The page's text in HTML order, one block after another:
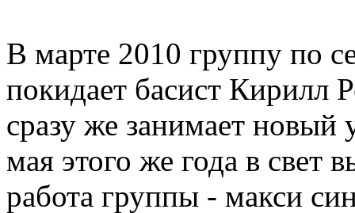
В марте 2010 группу по
покидает басист Кирилл
сразу же занимает
мая этого же года в свет
работа группы - макси